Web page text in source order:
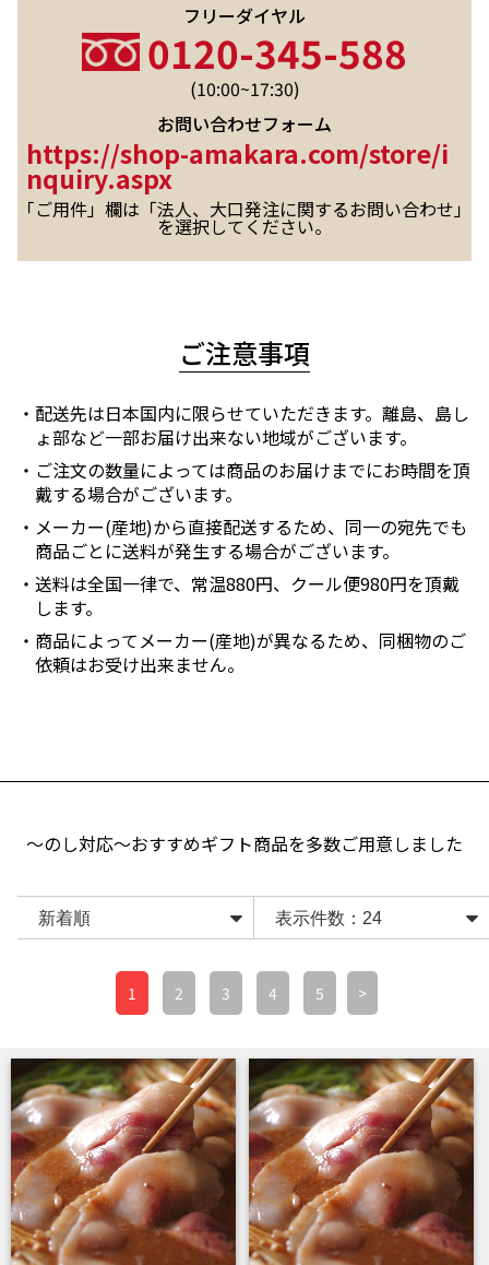
フリーダイヤル
0120-345-588
(10:00~17:30)
お問い合わせフォーム
https://shop-amakara.com/store/i
nquiry.aspx
「ご用件」欄は「法人、大口発注に関するお問い合わせ」
を選択してください。
ご注意事項
配送先は日本国内に限らせていただきます。離島、島し
ょ部など一部お届け出来ない地域がございます。
ご注文の数量によっては商品のお届けまでにお時間を頂
戴する場合がございます。
メーカー(産地)から直接配送するため、同一の宛先でも
商品ごとに送料が発生する場合がございます。
送料は全国一律で、常温880円、クール便980円を頂戴
します。
商品によってメーカー(産地)が異なるため、同梱物のご
依頼はお受け出来ません。
～のし対応～おすすめギフト商品を多数ご用意しました
1 2 3 4 5 >